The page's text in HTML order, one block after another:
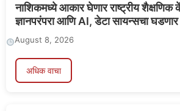
नाशिकमध्ये आकार घेणार राष्ट्रीय शैक्षणिक
ज्ञानपरंपरा आणि AI, डेटा सायन्सचा
August 8, 2026
अधिक वाचा